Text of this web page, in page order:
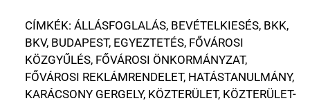
CÍMKÉK: ÁLLÁSFOGLALÁS, BEVÉTELKIESÉS, BKK,
BKV, BUDAPEST, EGYEZTETÉS, FŐVÁROSI
KÖZGYŰLÉS, FŐVÁROSI ÖNKORMÁNYZAT,
FŐVÁROSI REKLÁMRENDELET, HATÁSTANULMÁNY,
KARÁCSONY GERGELY, KÖZTERÜLET, KÖZTERÜLET-